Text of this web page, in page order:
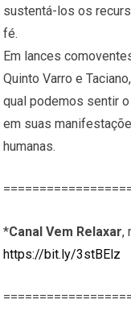
sustentá-los os
fé.
Em lances
Quinto Varro e
qual podemos sentir
em suas
humanas.
*Canal Vem Relaxar,
https://bit.ly/3stBElz